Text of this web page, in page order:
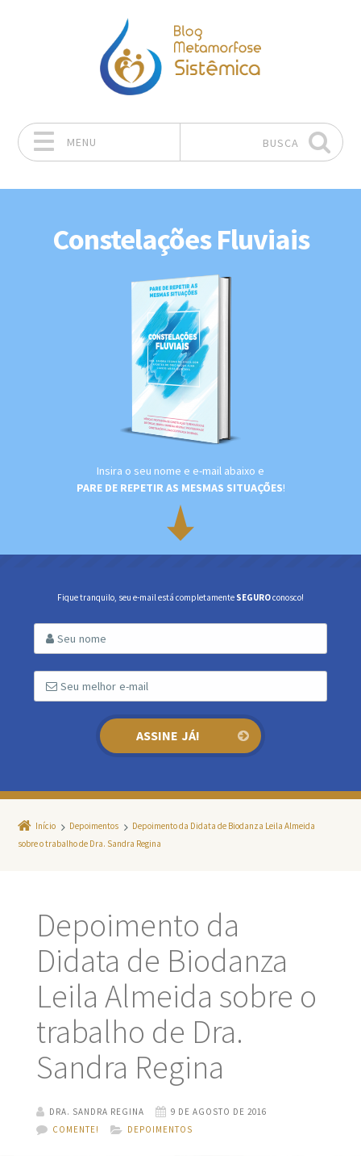
MENU BUSCA
Constelações Fluviais
Insira o seu nome e e-mail abaixo e
PARE DE REPETIR AS MESMAS SITUAÇÕES!
Fique tranquilo, seu e-mail está completamente SEGUROconosco!
Início Depoimentos
Depoimento da Didata de Biodanza Leila Almeida
sobre o trabalho de Dra. Sandra Regina
Depoimento da
Didata de Biodanza
Leila Almeida sobre o
trabalho de Dra.
Sandra Regina
DRA. SANDRA REGINA
9 DE AGOSTO DE 2016
COMENTE!
DEPOIMENTOS